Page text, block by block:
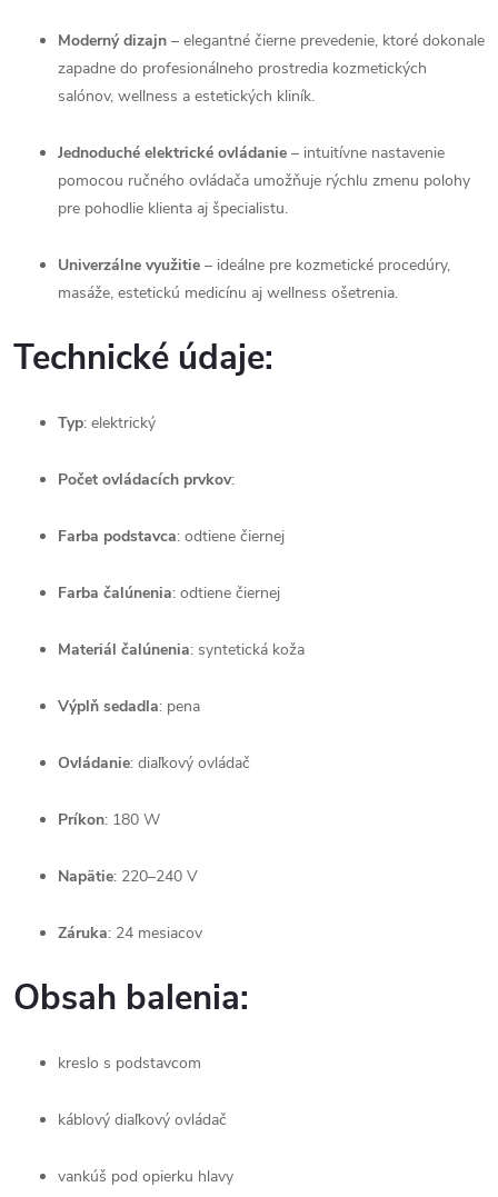
Modernýdizajn – elegantné čierne prevedenie, ktoré dokonale
zapadne do profesionálneho prostredia kozmetických
salónov, wellness a estetických kliník.
Jednoduché elektrické ovládanie – intuitívne nastavenie
pomocou ručného ovládača umožňuje rýchlu zmenu polohy
pre pohodlie klienta aj špecialistu.
Univerzálne využitie – ideálne pre kozmetické procedúry,
masáže, estetickú medicínu aj wellness ošetrenia.
Technické údaje:
Typ: elektrický
Počet ovládacích prvkov:
Farba podstavca: odtiene čiernej
Farba čalúnenia: odtiene čiernej
Materiál čalúnenia: syntetická koža
Výplň sedadla: pena
Ovládanie: diaľkový ovládač
Príkon: 180 W
Napätie: 220–240 V
Záruka: 24 mesiacov
Obsah balenia:
kreslo s podstavcom
káblový diaľkový ovládač
vankúš pod opierku hlavy